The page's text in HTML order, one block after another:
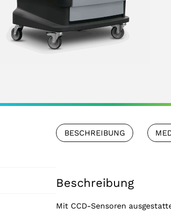
BESCHREIBUNG
Beschreibung
Mit CCD-Sensoren